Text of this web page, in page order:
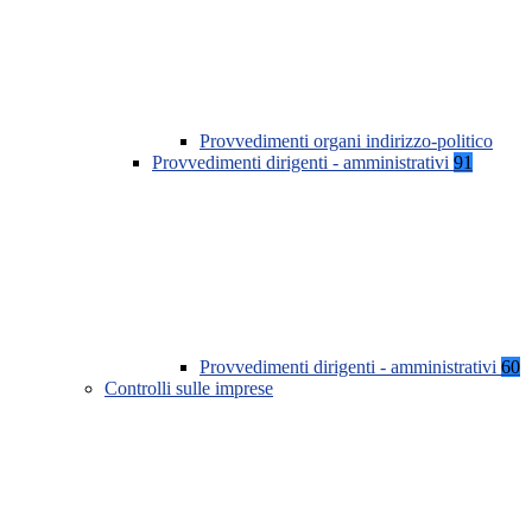
Provvedimenti organi indirizzo-politico
Provvedimenti dirigenti - amministrativi 91
Provvedimenti dirigenti - amministrativi 60
Controlli sulle imprese